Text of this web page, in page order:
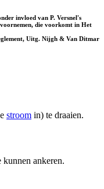
invloed van P. Versnel's
die voorkomt in Het
Uitg. Nijgh & Van Ditmar
stroom in) te draaien.
kunnen ankeren.